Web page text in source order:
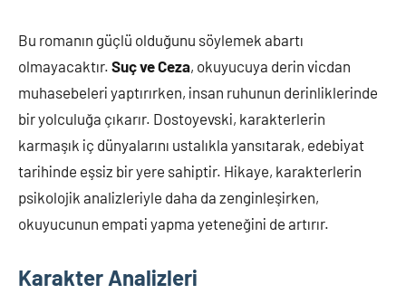
Bu romanın güçlü olduğunu söylemek abartı
olmayacaktır. Suç ve Ceza, okuyucuya derin vicdan
muhasebeleri yaptırırken, insan ruhunun derinliklerinde
bir yolculuğa çıkarır. Dostoyevski, karakterlerin
karmaşık iç dünyalarını ustalıkla yansıtarak, edebiyat
tarihinde eşsiz bir yere sahiptir. Hikaye, karakterlerin
psikolojik analizleriyle daha da zenginleşirken,
okuyucunun empati yapma yeteneğini de artırır.
Karakter Analizleri